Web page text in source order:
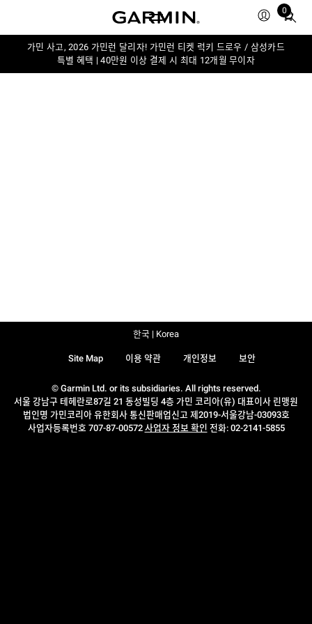
0
Total
in
가민 사고, 2026 가민런 달리자! 가민런 티켓 럭키 드로우 / 삼성카드
특별 혜택 | 40만원 이상 결제 시 최대 12개월 무이자
© Garmin Ltd. or its subsidiaries. All rights reserved.
서울 강남구 테헤란로87길 21 동성빌딩 4층 가민 코리아(유) 대표이사 린맹원
법인명 가민코리아 유한회사 통신판매업신고 제2019-서울강남-03093호
사업자등록번호 707-87-00572 사업자 정보 확인 전화: 02-2141-5855
Site Map 이용 약관 개인정보 보안
한국 | Korea